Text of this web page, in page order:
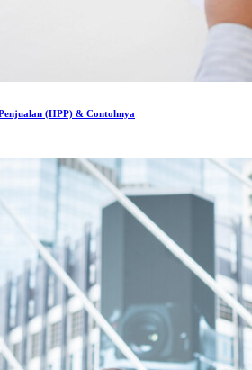
(HPP) & Contohnya